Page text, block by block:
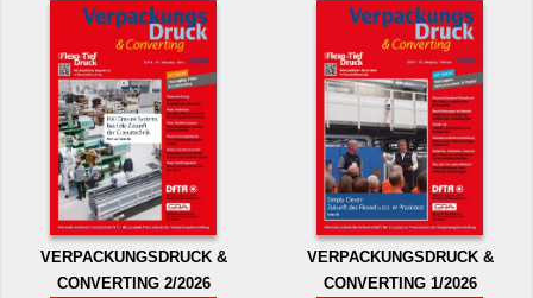
VERPACKUNGSDRUCK &
CONVERTING 2/2026
VERPACKUNGSDRUCK &
CONVERTING 1/2026